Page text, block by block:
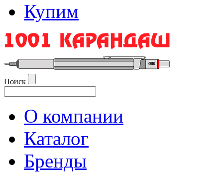
Купим
Поиск
О компании
Каталог
Бренды